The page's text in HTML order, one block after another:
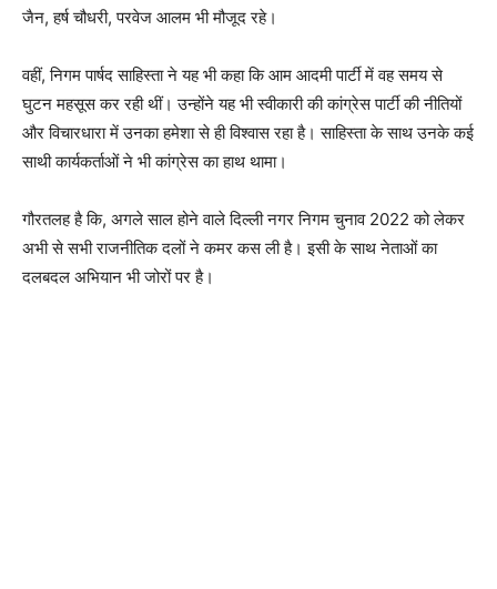
जैन, हर्ष चौधरी, परवेज आलम भी मौजूद रहे।
वहीं, निगम पार्षद साहिस्ता ने यह भी कहा कि आम आदमी पार्टी में वह समय से
घुटन महसूस कर रही थीं। उन्होंने यह भी स्वीकारी की कांग्रेस पार्टी की नीतियों
और विचारधारा में उनका हमेशा से ही विश्वास रहा है। साहिस्ता के साथ उनके कई
साथी कार्यकर्ताओं ने भी कांग्रेस का हाथ थामा।
गौरतलह है कि, अगले साल होने वाले दिल्ली नगर निगम चुनाव 2022 को लेकर
अभी से सभी राजनीतिक दलों ने कमर कस ली है। इसी के साथ नेताओं का
दलबदल अभियान भी जोरों पर है।